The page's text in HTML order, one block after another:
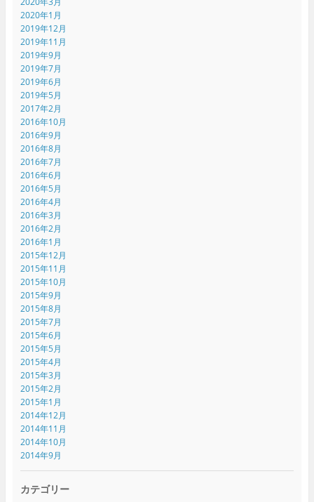
2020年1月
2019年12月
2019年11月
2019年9月
2019年7月
2019年6月
2019年5月
2017年2月
2016年10月
2016年9月
2016年8月
2016年7月
2016年6月
2016年5月
2016年4月
2016年3月
2016年2月
2016年1月
2015年12月
2015年11月
2015年10月
2015年9月
2015年8月
2015年7月
2015年6月
2015年5月
2015年4月
2015年3月
2015年2月
2015年1月
2014年12月
2014年11月
2014年10月
2014年9月
カテゴリー